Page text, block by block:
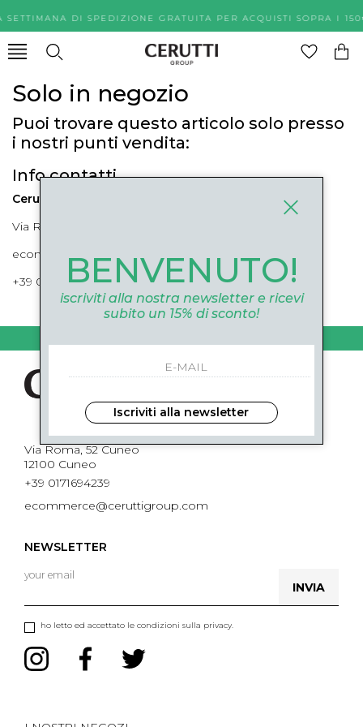
SETTIMANA DI SPEDIZIONE GRATUITA PER ACQUISTI
Solo in negozio
Puoi trovare questo articolo solo presso
i nostri punti vendita:
Info contatti
Cerutti Boutique
Via Roma, 52 Cuneo 12100 Cuneo
ecommerce@ceruttigroup.com
+39 0171694239
Via Roma, 52 Cuneo
12100 Cuneo
+39 0171694239
ecommerce@ceruttigroup.com
NEWSLETTER
ho letto ed accettato le condizioni sulla privacy.
INVIA
BENVENUTO!
iscriviti alla nostra newsletter e ricevi
subito un 15% di sconto!
Iscriviti alla newsletter